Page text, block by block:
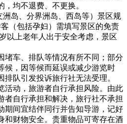
均不退费、不更换。
洲岛、分界洲岛、西岛等）景区规
（包括孕妇）需填写景区的免责
以上老年人出于安全考虑，景区
堵车、排队等情况有所不同；部分
候，因等候而延误或减少游览时
队引发投诉旅行社无法受理。
活动，旅游者自行承担风险。由此
者自行承担和解决，旅行社不承担
期间宜结伴同行并告知导游，记好
和财物安全。贵重物品可寄存在酒